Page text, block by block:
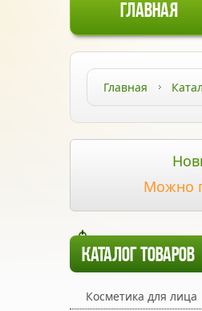
ГЛАВНАЯ
Главная
Можно
КАТАЛОГ ТОВАРОВ
Косметика для лица